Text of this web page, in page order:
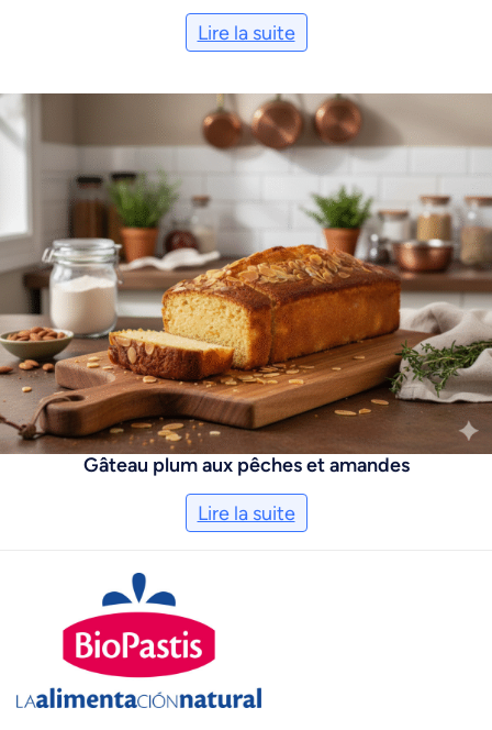
Lire la suite
Gâteau plum aux pêches et amandes
Lire la suite